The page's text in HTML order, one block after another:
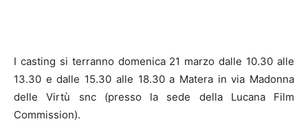
I casting si terranno domenica 21 marzo dalle 10.30 alle
13.30 e dalle 15.30 alle 18.30 a Matera in via Madonna
delle Virtù snc (presso la sede della Lucana Film
Commission).